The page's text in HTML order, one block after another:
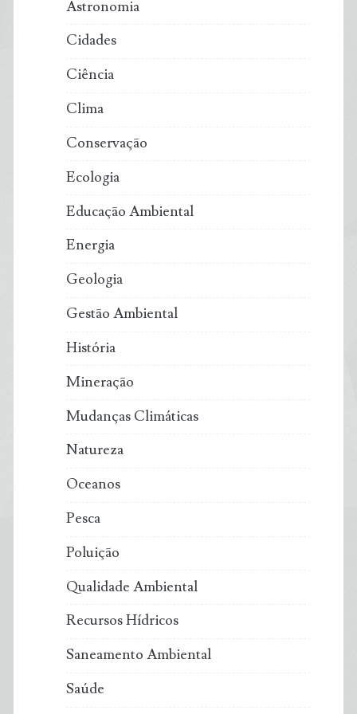
era
transporte
Astronomia
Cidades
Ciência
Clima
Conservação
Ecologia
Educação Ambiental
Energia
Geologia
Gestão Ambiental
História
Mineração
Mudanças Climáticas
Natureza
Oceanos
Pesca
Poluição
Qualidade Ambiental
Recursos Hídricos
Saneamento Ambiental
Saúde